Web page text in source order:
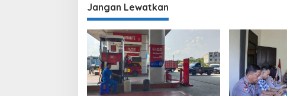
Jangan Lewatkan